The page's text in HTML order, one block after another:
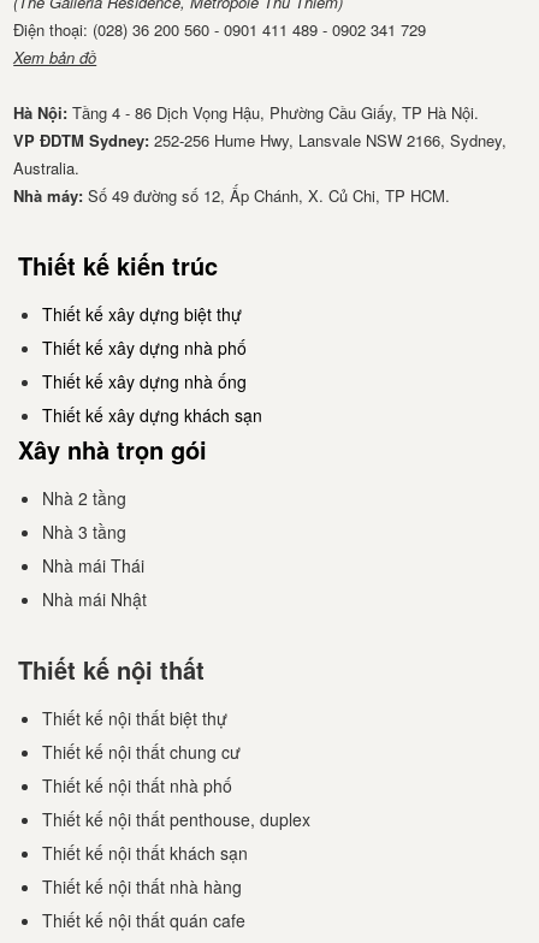
Điện thoại: (028) 36 200 560 - 0901 411 489 - 0902 341 729
Xem bản đồ
Hà Nội:Tầng 4 - 86 Dịch Vọng Hậu, Phường Cầu Giấy, TP Hà Nội.
VP ĐDTM Sydney: 252-256 Hume Hwy, Lansvale NSW 2166, Sydney,
Australia.
Nhà má​y: Số 49 đường số 12, Ấp Chánh, X. Củ Chi, TP HCM.
Thiết kế kiến trúc
Thiết kế xây dựng biệt thự
Thiết kế xây dựng nhà phố
Thiết kế xây dựng nhà ống
Thiết kế xây dựng khách sạn
Xây nhà trọn gói
Nhà 2 tầng
Nhà 3 tầng
Nhà mái Thái
Nhà mái Nhật
Thiết kế nội thất
Thiết kế nội thất biệt thự
Thiết kế nội thất chung cư
Thiết kế nội thất nhà phố
Thiết kế nội thất penthouse, duplex
Thiết kế nội thất khách sạn
Thiết kế nội thất nhà hàng
Thiết kế nội thất quán cafe